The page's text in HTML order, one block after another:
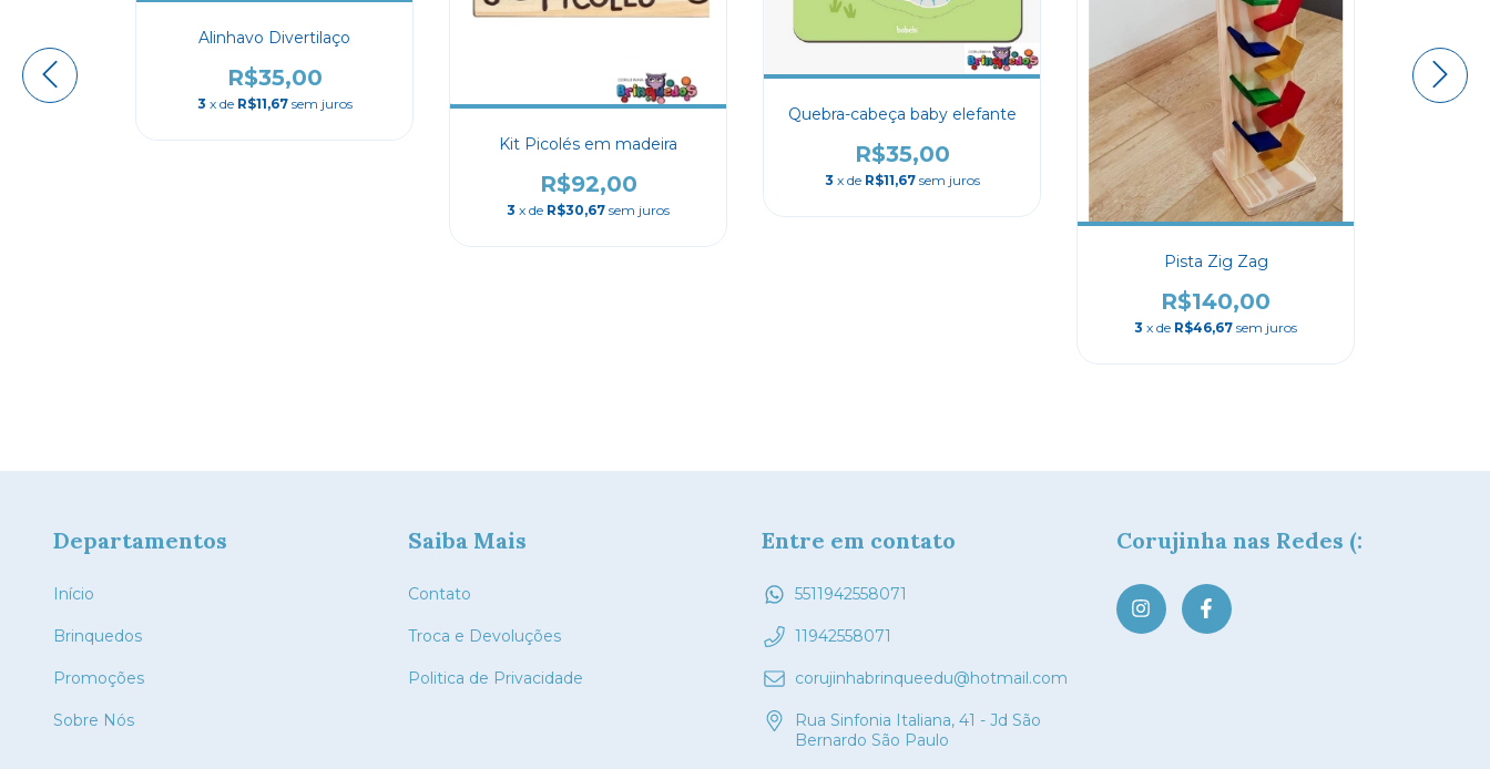
Alinhavo Divertilaço
R$35,00
3 x de R$11,67 sem juros
Kit Picolés em madeira
R$92,00
3 x de R$30,67 sem juros
Quebra-cabeça baby elefante
R$35,00
3 x de R$11,67 sem juros
Pista Zig Zag
R$140,00
3 x de R$46,67 sem juros
Departamentos
Início
Brinquedos
Promoções
Sobre Nós
Saiba Mais
Contato
Troca e Devoluções
Politica de Privacidade
Entre em contato
5511942558071
11942558071
corujinhabrinqueedu@hotmail.com
Rua Sinfonia Italiana, 41 - Jd São
Bernardo São Paulo
Corujinha nas Redes (: